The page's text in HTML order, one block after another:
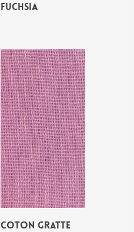
FUCHSIA
COTON GRATTE